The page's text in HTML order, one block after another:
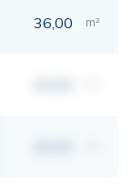
36,00 m²